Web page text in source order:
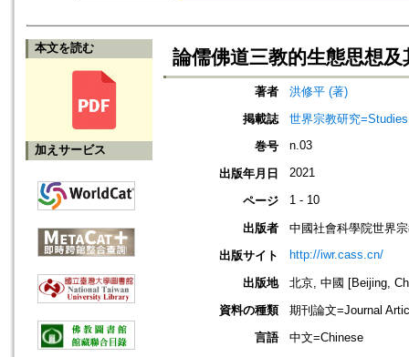
本文を読む
加えサービス
論儒佛道三教的生態思想及
著者
洪修平 (著)
掲載誌
世界宗教研究
巻号
n.03
出版年月日 2021
ページ 1 - 10
出版者
中國社會科學院世界
出版サイト
http://iwr.cass.cn/
出版地
北京, 中國 [Beijing,
資料の種類
期刊論文=Journal
言語
中文=Chinese